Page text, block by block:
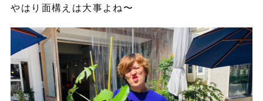
やはり面構えは大事よね〜